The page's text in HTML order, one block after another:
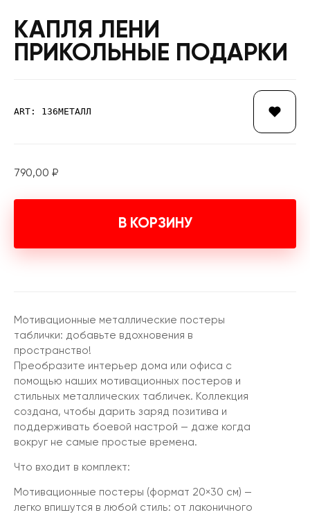
КАПЛЯ ЛЕНИ
ПРИКОЛЬНЫЕ ПОДАРКИ
ART: 136МЕТАЛЛ
790,00 ₽
В КОРЗИНУ
Мотивационные металлические постеры
таблички: добавьте вдохновения в
пространство!
Преобразите интерьер дома или офиса с
помощью наших мотивационных постеров и
стильных металлических табличек. Коллекция
создана, чтобы дарить заряд позитива и
поддерживать боевой настрой — даже когда
вокруг не самые простые времена.
Что входит в комплект:
Мотивационные постеры (формат 20×30 см) —
легко впишутся в любой стиль: от лаконичного